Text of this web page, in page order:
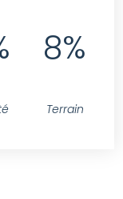
8%
Terrain